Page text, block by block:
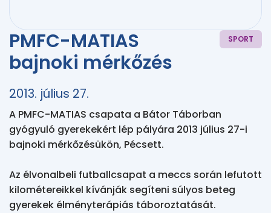
PMFC-MATIAS
bajnoki mérkőzés
2013. július 27.
SPORT
A PMFC-MATIAS csapata a Bátor Táborban
gyógyuló gyerekekért lép pályára 2013 július 27-i
bajnoki mérkőzésükön, Pécsett.
Az élvonalbeli futballcsapat a meccs során lefutott
kilométereikkel kívánják segíteni súlyos beteg
gyerekek élményterápiás táboroztatását.